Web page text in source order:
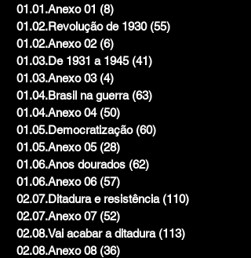
01.01.Anexo 01 (8)
01.02.Revolução de 1930 (55)
01.02.Anexo 02 (6)
01.03.De 1931 a 1945 (41)
01.03.Anexo 03 (4)
01.04.Brasil na guerra (63)
01.04.Anexo 04 (50)
01.05.Democratização (60)
01.05.Anexo 05 (28)
01.06.Anos dourados (62)
01.06.Anexo 06 (57)
02.07.Ditadura e resistência (110)
02.07.Anexo 07 (52)
02.08.Vai acabar a ditadura (113)
02.08.Anexo 08 (36)